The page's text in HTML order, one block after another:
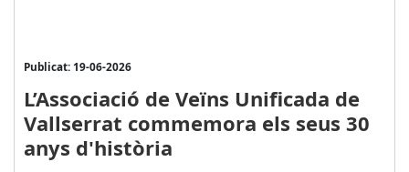
Publicat: 19-06-2026
L’Associació de Veïns Unificada de
Vallserrat commemora els seus 30
anys d'història